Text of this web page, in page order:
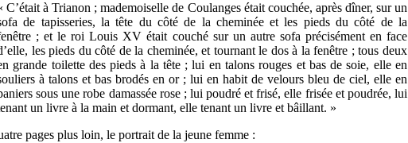
C’était à Trianon ; mademoiselle de Coulanges était couchée, après dîner, sur un
de tapisseries, la tête du côté de la cheminée et les pieds du côté de la
; et le roi Louis XV était couché sur un autre sofa précisément en face
les pieds du côté de la cheminée, et tournant le dos à la fenêtre ; tous deux
grande toilette des pieds à la tête ; lui en talons rouges et bas de soie, elle en
à talons et bas brodés en or ; lui en habit de velours bleu de ciel, elle en
sous une robe damassée rose ; lui poudré et frisé, elle frisée et poudrée, lui
un livre à la main et dormant, elle tenant un livre et bâillant. »
pages plus loin, le portrait de la jeune femme :